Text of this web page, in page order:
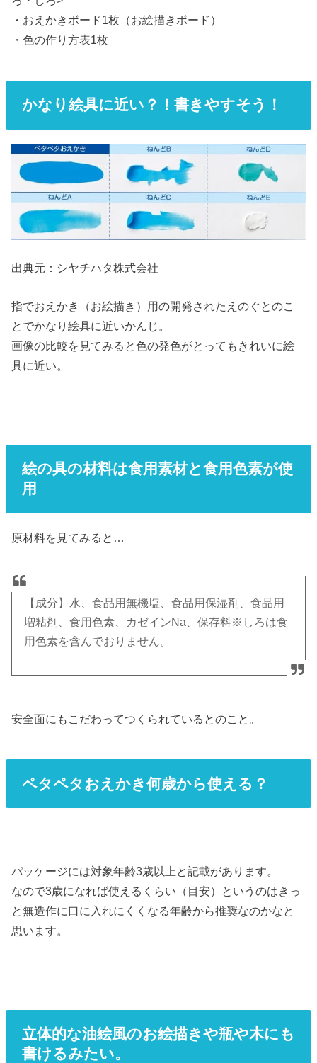
・おえかきボード1枚（お絵描きボード）
・色の作り方表1枚
かなり絵具に近い？！書きやすそう！
出典元：シヤチハタ株式会社
指でおえかき（お絵描き）用の開発されたえのぐとのこ
とでかなり絵具に近いかんじ。
画像の比較を見てみると色の発色がとってもきれいに絵
具に近い。
絵の具の材料は食用素材と食用色素が使
用
原材料を見てみると…
【成分】水、食品用無機塩、食品用保湿剤、食品用
増粘剤、食用色素、カゼインNa、保存料※しろは食
用色素を含んでおりません。
安全面にもこだわってつくられているとのこと。
ペタペタおえかき何歳から使える？
パッケージには対象年齢3歳以上と記載があります。
なので3歳になれば使えるくらい（目安）というのはきっ
と無造作に口に入れにくくなる年齢から推奨なのかなと
思います。
立体的な油絵風のお絵描きや瓶や木にも
書けるみたい。